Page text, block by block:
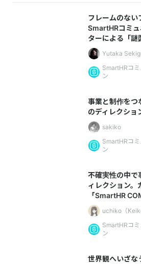
フレームのない
SmartHRコミ
ターによる「謎
Yutaka
SmartHRコ
ン
事業と制作をつ
のディレクショ
sakiko
SmartHRコ
ン
不確実性の中で
ィレクション。
『SmartHR
uchiko（
SmartHRコ
ン
世界観へいざな